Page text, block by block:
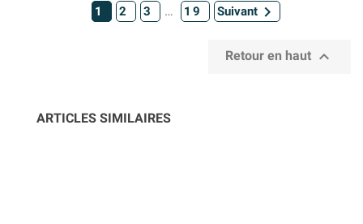
1 2 3 … 19 Suivant
Retour en haut 
ARTICLES SIMILAIRES